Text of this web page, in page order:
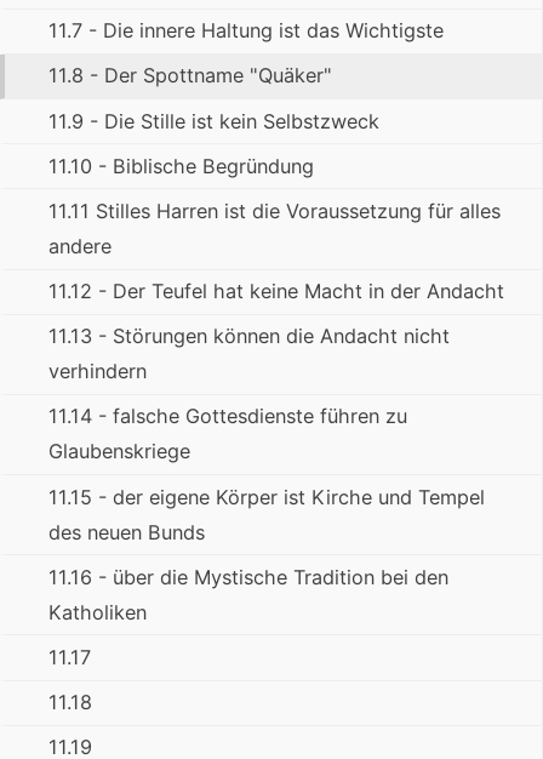
11.7 - Die innere Haltung ist das Wichtigste
11.8 - Der Spottname "Quäker"
11.9 - Die Stille ist kein Selbstzweck
11.10 - Biblische Begründung
11.11 Stilles Harren ist die Voraussetzung für alles
andere
11.12 - Der Teufel hat keine Macht in der Andacht
11.13 - Störungen können die Andacht nicht
verhindern
11.14 - falsche Gottesdienste führen zu
Glaubenskriege
11.15 - der eigene Körper ist Kirche und Tempel
des neuen Bunds
11.16 - über die Mystische Tradition bei den
Katholiken
11.17
11.18
11.19